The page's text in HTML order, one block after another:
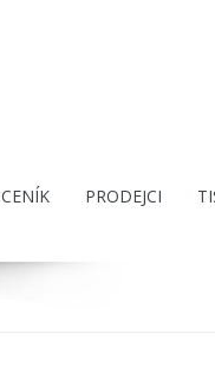
CENÍK PRODEJCI